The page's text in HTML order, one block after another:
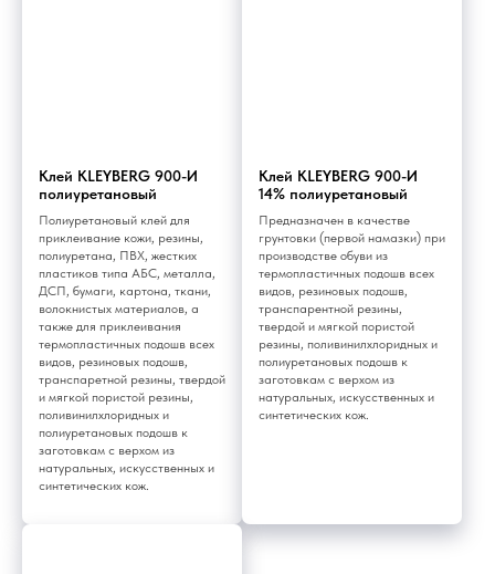
Клей KLEYBERG 900-И
полиуретановый
Полиуретановый клей для
приклеивание кожи, резины,
полиуретана, ПВХ, жестких
пластиков типа АБС, металла,
ДСП, бумаги, картона, ткани,
волокнистых материалов, а
также для приклеивания
термоплаcтичных подошв всех
видов, резиновых подошв,
транспаретной резины, твердой
и мягкой пористой резины,
поливинилхлоридных и
полиуретановых подошв к
заготовкам с верхом из
натуральных, искусственных и
синтетических кож.
Клей KLEYBERG 900-И
14% полиуретановый
Предназначен в качестве
грунтовки (первой намазки) при
производстве обуви из
термопластичных подошв всех
видов, резиновых подошв,
транспарентной резины,
твердой и мягкой пористой
резины, поливинилхлоридных и
полиуретановых подошв к
заготовкам с верхом из
натуральных, искусственных и
синтетических кож.